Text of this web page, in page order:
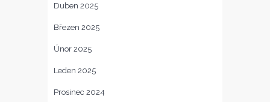
Duben 2025
Březen 2025
Únor 2025
Leden 2025
Prosinec 2024